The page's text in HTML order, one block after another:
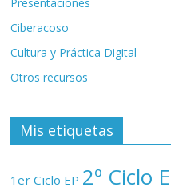
Ciberacoso
Cultura y Práctica Digital
Otros recursos
Mis etiquetas
1er Ciclo EP 2º Ciclo